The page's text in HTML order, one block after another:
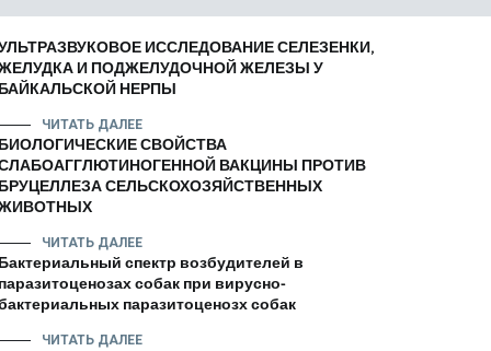
ИССЛЕДОВАНИЕ СЕЛЕЗЕНКИ,
И ПОДЖЕЛУДОЧНОЙ ЖЕЛЕЗЫ У
БАЙКАЛЬСКОЙ НЕРПЫ
ЧИТАТЬ ДАЛЕЕ
БИОЛОГИЧЕСКИЕ СВОЙСТВА
ВАКЦИНЫ ПРОТИВ
БРУЦЕЛЛЕЗА СЕЛЬСКОХОЗЯЙСТВЕННЫХ
ЧИТАТЬ ДАЛЕЕ
Бактериальный спектр возбудителей в
паразитоценозах собак при вирусно-
паразитоценозх собак
ЧИТАТЬ ДАЛЕЕ